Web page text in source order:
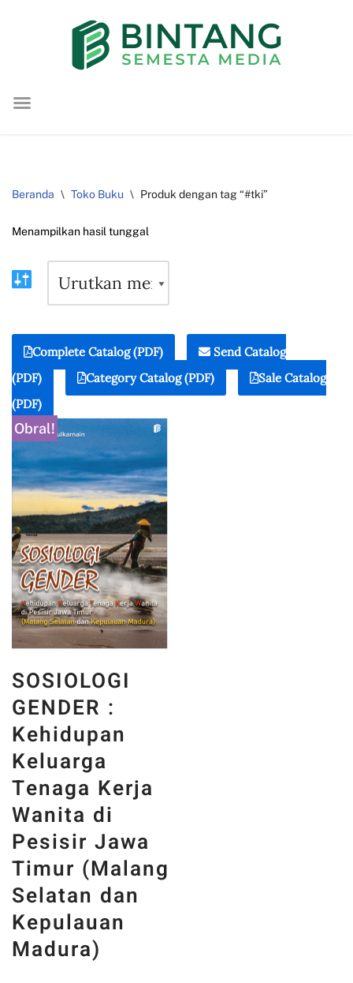
konten
Beranda \ Toko Buku \ Produk dengan tag “#tki”
Menampilkan hasil tunggal
Complete Catalog (PDF)
Send Catalog
(PDF)
Category Catalog (PDF)
Sale Catalog
(PDF)
Obral!
SOSIOLOGI
GENDER :
Kehidupan
Keluarga
Tenaga Kerja
Wanita di
Pesisir Jawa
Timur (Malang
Selatan dan
Kepulauan
Madura)